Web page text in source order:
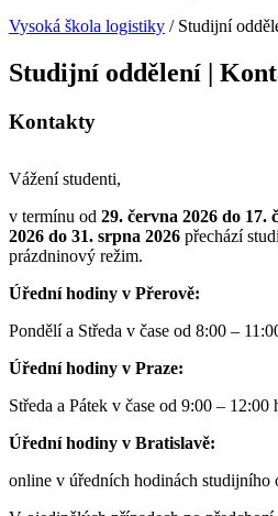
Vysoká škola logistiky / Studijní
Studijní oddělení |
Kontakty
Vážení studenti,
v termínu od 29. června 2026 do 17.
2026 do 31. srpna 2026 přechází
prázdninový režim.
Úřední hodiny v Přerově:
Pondělí a Středa v čase od 8:00 –
Úřední hodiny v Praze:
Středa a Pátek v čase od 9:00 – 12:00
Úřední hodiny v Bratislavě:
online v úředních hodinách studijního